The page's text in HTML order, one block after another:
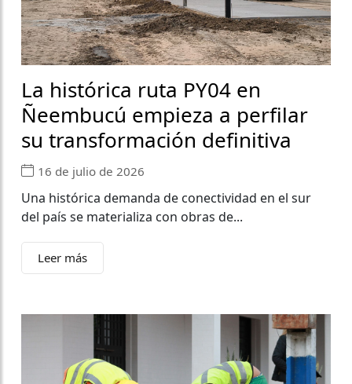
La histórica ruta PY04 en
Ñeembucú empieza a perfilar
su transformación definitiva
16 de julio de 2026
Una histórica demanda de conectividad en el sur
del país se materializa con obras de...
Leer más